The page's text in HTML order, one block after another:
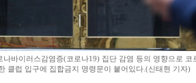
바이러스감염증(코로나19) 집단 감염 등의 영향으로 코
클럽 입구에 집합금지 명령문이 붙어있다.(신태현 기자)